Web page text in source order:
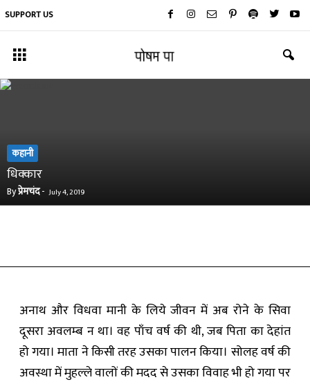
SUPPORT US
कहानी
धिक्‍कार
Byप्रेमचंद- July 4, 2019
अनाथ और विधवा मानी के लिये जीवन में अब रोने के सिवा
दूसरा अवलम्ब न था। वह पाँच वर्ष की थी, जब पिता का देहांत
हो गया। माता ने किसी तरह उसका पालन किया। सोलह वर्ष की
अवस्था में मुहल्ले वालों की मदद से उसका विवाह भी हो गया पर